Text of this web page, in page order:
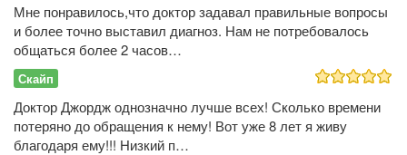
Мне понравилось,что доктор задавал правильные вопросы
и более точно выставил диагноз. Нам не потребовалось
общаться более 2 часов…
Скайп
Доктор Джордж однозначно лучше всех! Сколько времени
потеряно до обращения к нему! Вот уже 8 лет я живу
благодаря ему!!! Низкий п…